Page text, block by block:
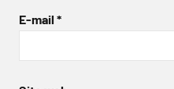
E-mail *